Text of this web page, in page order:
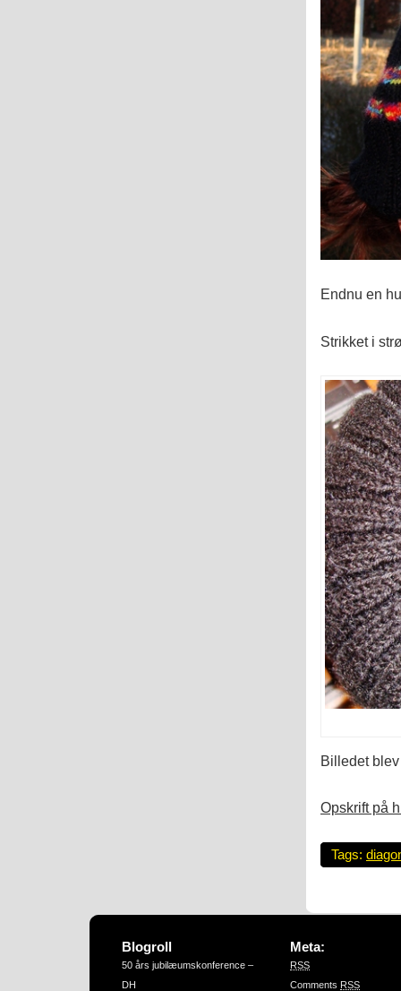
Endnu en
Strikket i
Billedet
Opskrift på
Tags:
Blogroll
50 års jubilæumskonference –
DH
Meta:
RSS
Comments RSS